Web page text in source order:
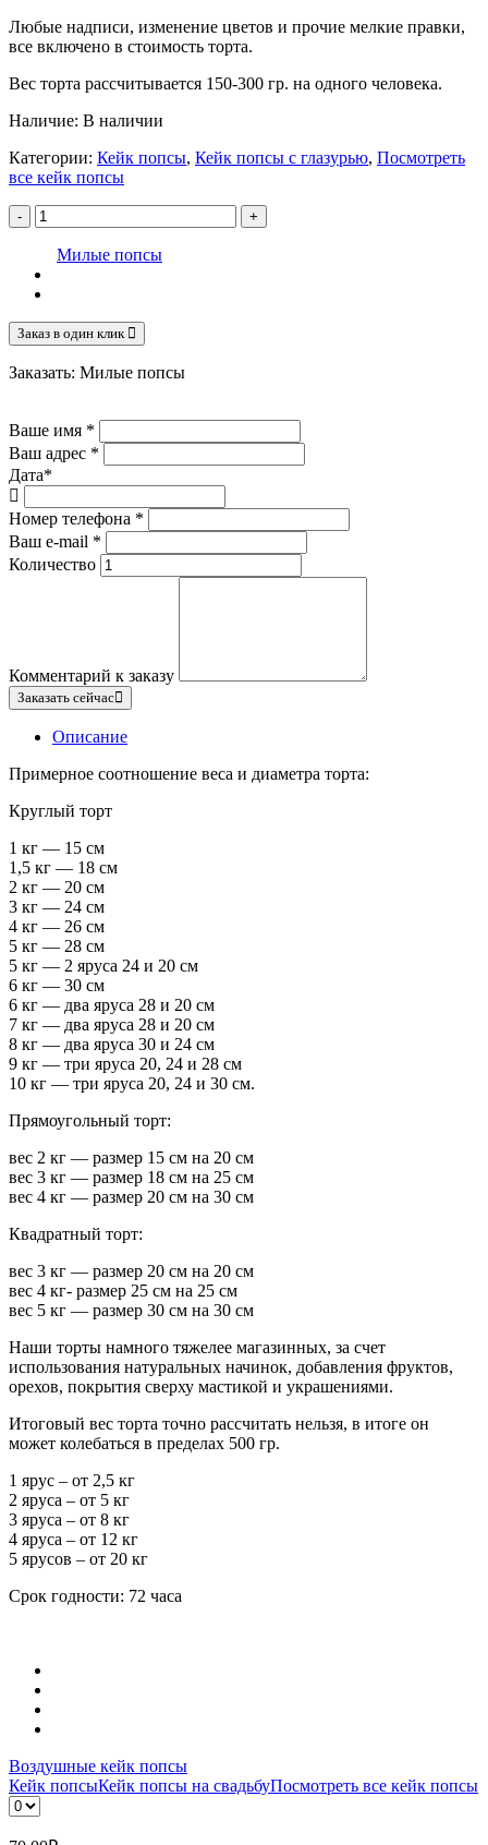
Любые надписи, изменение цветов и прочие мелкие правки,
все включено в стоимость торта.
Вес торта рассчитывается 150-300 гр. на одного человека.
Наличие: В наличии
Категории: Кейк попсы, Кейк попсы с глазурью, Посмотреть
все кейк попсы
- +
Милые попсы
Заказ в один клик
Заказать: Милые попсы
Ваше имя *
Ваш адрес *
Дата*
Номер телефона *
Ваш e-mail *
Количество
Комментарий к заказу
Заказать сейчас
Описание
Примерное соотношение веса и диаметра торта:
Круглый торт
1 кг — 15 см
1,5 кг — 18 см
2 кг — 20 см
3 кг — 24 см
4 кг — 26 см
5 кг — 28 см
5 кг — 2 яруса 24 и 20 см
6 кг — 30 см
6 кг — два яруса 28 и 20 см
7 кг — два яруса 28 и 20 см
8 кг — два яруса 30 и 24 см
9 кг — три яруса 20, 24 и 28 см
10 кг — три яруса 20, 24 и 30 см.
Прямоугольный торт:
вес 2 кг — размер 15 см на 20 см
вес 3 кг — размер 18 см на 25 см
вес 4 кг — размер 20 см на 30 см
Квадратный торт:
вес 3 кг — размер 20 см на 20 см
вес 4 кг- размер 25 см на 25 см
вес 5 кг — размер 30 см на 30 см
Наши торты намного тяжелее магазинных, за счет
использования натуральных начинок, добавления фруктов,
орехов, покрытия сверху мастикой и украшениями.
Итоговый вес торта точно рассчитать нельзя, в итоге он
может колебаться в пределах 500 гр.
1 ярус – от 2,5 кг
2 яруса – от 5 кг
3 яруса – от 8 кг
4 яруса – от 12 кг
5 ярусов – от 20 кг
Срок годности: 72 часа
Воздушные кейк попсы
Кейк попсыКейк попсы на свадьбуПосмотреть все кейк попсы